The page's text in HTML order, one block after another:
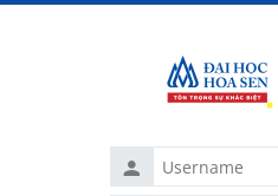
Username